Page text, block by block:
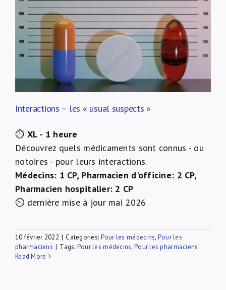
Interactions – les « usual suspects »
⏱ XL - 1 heure
Découvrez quels médicaments sont connus - ou
notoires - pour leurs interactions.
Médecins: 1 CP, Pharmacien d'officine: 2 CP,
Pharmacien hospitalier: 2 CP
⏲ dernière mise à jour mai 2026
10 février 2022 | Categories: Pour les médecins, Pour les
pharmaciens | Tags: Pour les médecins,Pour les pharmaciens
Read More